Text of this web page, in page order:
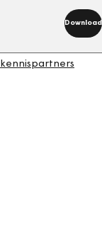
Download
kennispartners